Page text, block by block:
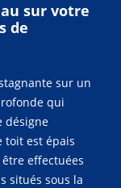
sur votre
de
sur un
qui
désigne
toit est épais
effectuées
situés sous la